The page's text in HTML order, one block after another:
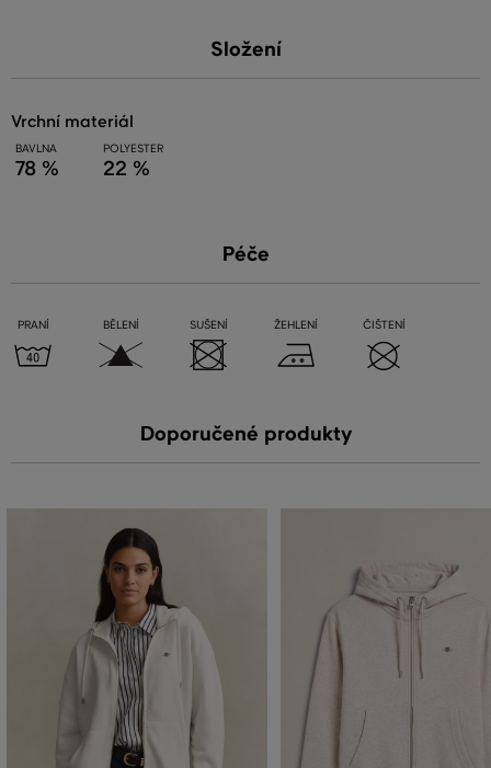
Složení
vrchní materiál
BAVLNA
78 %
POLYESTER
22 %
Péče
PRANÍ BĚLENÍ SUŠENÍ ŽEHLENÍ ČIŠTENÍ
Doporučené produkty